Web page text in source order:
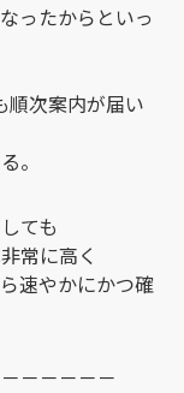
ったからといっ
順次案内が届い
。
ても
常に高く
速やかにかつ確
－－－－－